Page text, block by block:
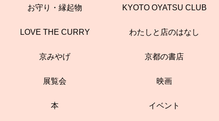
お守り・縁起物 KYOTO OYATSU CLUB
LOVE THE CURRY わたしと店のはなし
京みやげ 京都の書店
展覧会 映画
本 イベント